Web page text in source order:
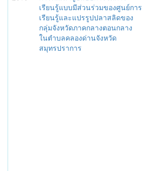
เรียนรู้แบบมีส่วนร่วมของศูนย์การ
เรียนรู้และแปรรูปปลาสลิดของ
กลุ่มจังหวัดภาคกลางตอนกลาง
ในตำบลคลองด่านจังหวัด
สมุทรปราการ